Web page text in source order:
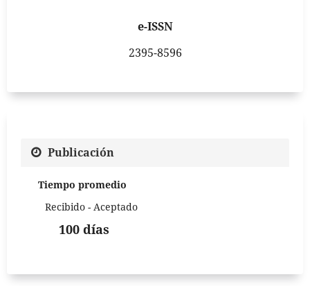
e-ISSN
2395-8596
Publicación
Tiempo promedio
Recibido - Aceptado
100 días